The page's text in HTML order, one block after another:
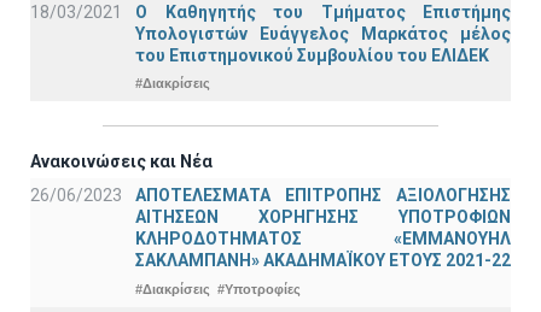
18/03/2021
Ο Καθηγητής του Τμήματος Επιστήμης
Υπολογιστών Ευάγγελος Μαρκάτος μέλος
του Επιστημονικού Συμβουλίου του ΕΛΙΔΕΚ
#Διακρίσεις
Ανακοινώσεις και Νέα
26/06/2023
ΑΠΟΤΕΛΕΣΜΑΤΑ ΕΠΙΤΡΟΠΗΣ ΑΞΙΟΛΟΓΗΣΗΣ
ΑΙΤΗΣΕΩΝ ΧΟΡΗΓΗΣΗΣ ΥΠΟΤΡΟΦΙΩΝ
ΚΛΗΡΟΔΟΤΗΜΑΤΟΣ «ΕΜΜΑΝΟΥΗΛ
ΣΑΚΛΑΜΠΑΝΗ» ΑΚΑΔΗΜΑΪΚΟΥ ΕΤΟΥΣ 2021-22
#Διακρίσεις #Υποτροφίες